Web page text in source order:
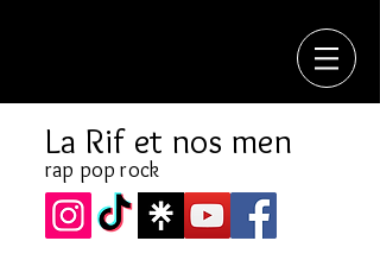
La Rif et nos men
rap pop rock